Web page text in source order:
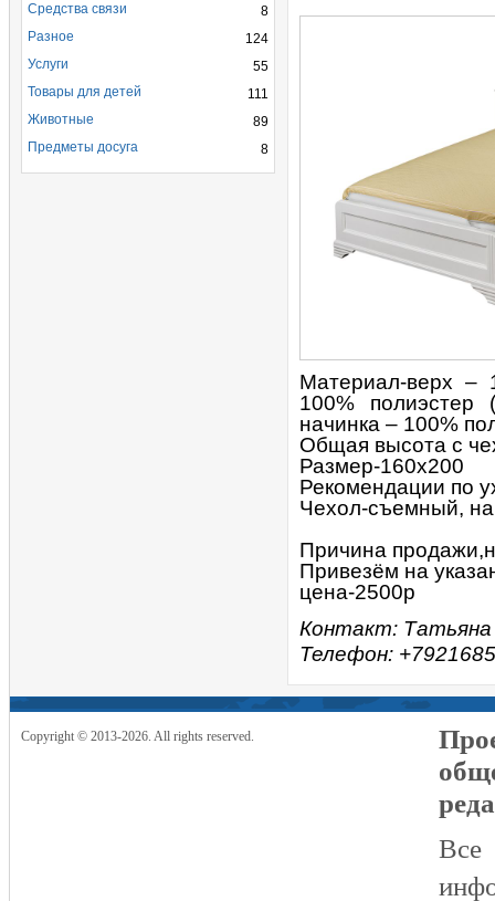
Материал-верх –
100% полиэстер
начинка – 100%
Общая высота с
Размер-160x200
Рекомендации по
Чехол-съемный,
Причина
Привезём на
цена-2500р
Контакт: Татьяна
Телефон:
8
Средства связи
124
Разное
55
Услуги
111
Товары для детей
89
Животные
8
Предметы досуга
Copyright © 2013-2026. All rights reserved.